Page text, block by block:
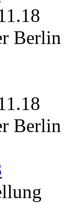
Berlin
Berlin